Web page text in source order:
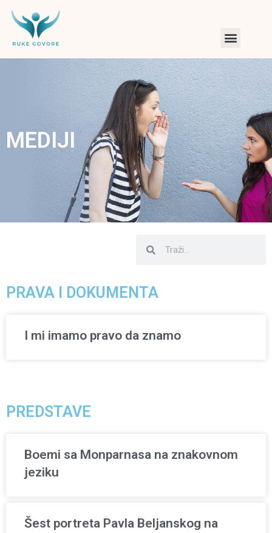
MEDIJI
PRAVA I DOKUMENTA
I mi imamo pravo da znamo
PREDSTAVE
Boemi sa Monparnasa na znakovnom
jeziku
Šest portreta Pavla Beljanskog na